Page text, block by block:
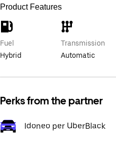
Product Features
Fuel
Hybrid
Transmission
Automatic
Perks from the partner
Idoneo per UberBlack